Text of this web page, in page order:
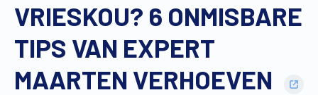
VRIESKOU? 6 ONMISBARE
TIPS VAN EXPERT
MAARTEN VERHOEVEN